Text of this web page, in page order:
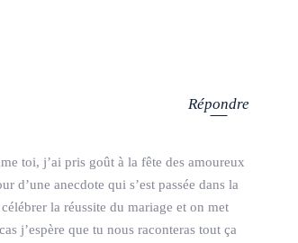
Répondre
toi, j’ai pris goût à la fête des amoureux
d’une anecdote qui s’est passée dans la
la réussite du mariage et on met
j’espère que tu nous raconteras tout ça